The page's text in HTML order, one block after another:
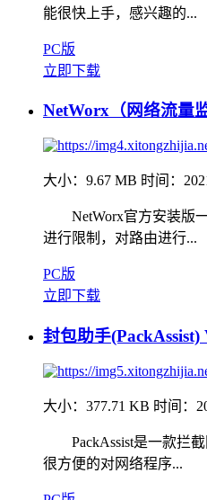
能很快上手，感兴趣的...
PC版
立即下载
NetWorx（网络流量
大小：9.67 MB 时间：
NetWorx官方安装版一
进行限制，对路由进行...
PC版
立即下载
封包助手(PackAssist)
大小：377.71 KB 时间：
PackAssist是一款拦截
很方便的对网络程序...